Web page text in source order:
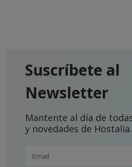
Suscríbete al
Newsletter
Mantente al día de
y novedades de Hostalia.